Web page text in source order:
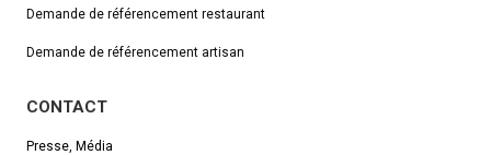
Demande de référencement restaurant
Demande de référencement artisan
CONTACT
Presse, Média